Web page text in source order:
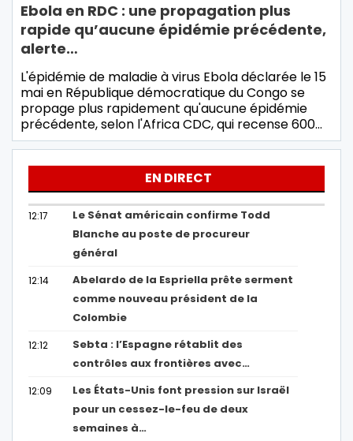
Ebola en RDC : une propagation plus
rapide qu’aucune épidémie précédente,
alerte…
L'épidémie de maladie à virus Ebola déclarée le 15
mai en République démocratique du Congo se
propage plus rapidement qu'aucune épidémie
précédente, selon l'Africa CDC, qui recense 600…
EN DIRECT
12:17
Le Sénat américain confirme Todd
Blanche au poste de procureur
général
12:14
Abelardo de la Espriella prête serment
comme nouveau président de la
Colombie
12:12
Sebta : l’Espagne rétablit des
contrôles aux frontières avec…
12:09
Les États-Unis font pression sur Israël
pour un cessez-le-feu de deux
semaines à…